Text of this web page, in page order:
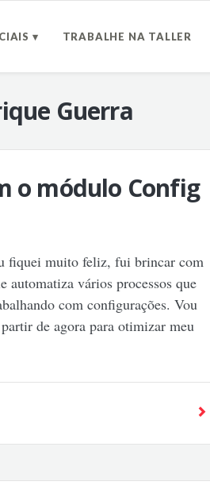
▾ TRABALHE NA TALLER
Guerra
o módulo Config
fiquei muito feliz, fui brincar com
automatiza vários processos que
com configurações. Vou
de agora para otimizar meu